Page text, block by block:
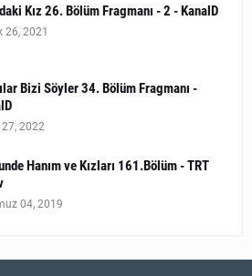
Kız 26. Bölüm Fragmanı - 2 - KanalD
26, 2021
Bizi Söyler 34. Bölüm Fragmanı -
27, 2022
Hanım ve Kızları 161.Bölüm - TRT
04, 2019